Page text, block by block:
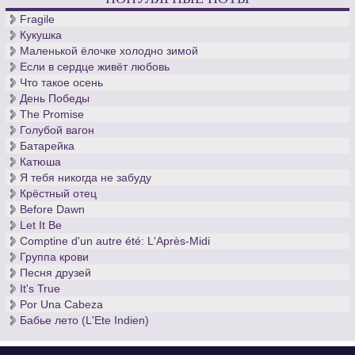
Fragile
Кукушка
Маленькой ёлочке холодно зимой
Если в сердце живёт любовь
Что такое осень
День Победы
The Promise
Голубой вагон
Батарейка
Катюша
Я тебя никогда не забуду
Крёстный отец
Before Dawn
Let It Be
Comptine d'un autre été: L'Après-Midi
Группа крови
Песня друзей
It's True
Por Una Cabeza
Бабье лето (L'Ete Indien)